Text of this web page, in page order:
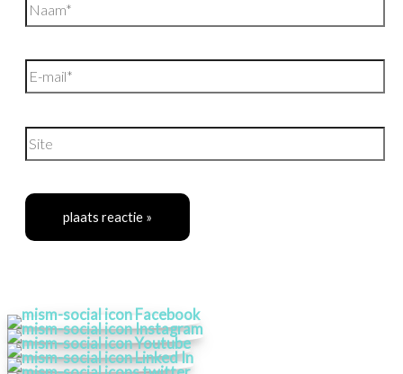
Naam*
E-
Site